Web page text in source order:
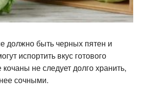
должно быть черных пятен и
испортить вкус готового
не следует долго хранить,
сочными.